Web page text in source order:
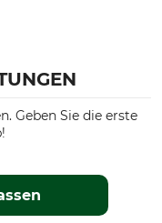
Geben Sie die erste